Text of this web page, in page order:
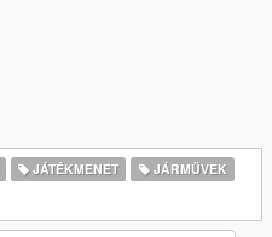
JÁTÉKMENET
JÁRMŰVEK